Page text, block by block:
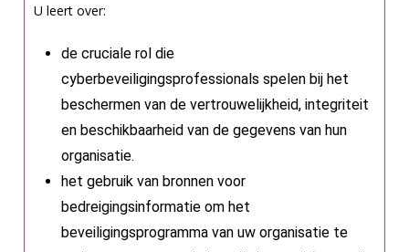
U leert over:
de cruciale rol die
cyberbeveiligingsprofessionals spelen bij het
beschermen van de vertrouwelijkheid, integriteit
en beschikbaarheid van de gegevens van hun
organisatie.
het gebruik van bronnen voor
bedreigingsinformatie om het
beveiligingsprogramma van uw organisatie te